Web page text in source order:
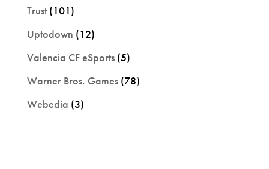
Trust(101)
Uptodown (12)
Valencia CF eSports(5)
Warner Bros. Games(78)
Webedia (3)